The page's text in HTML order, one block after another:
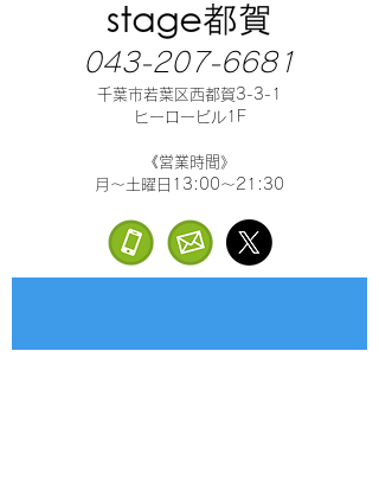
043-207-6681
千葉市若葉区西都賀3-3-1
ヒーロービル1F
《営業時間》
月～土曜日13:00～21:30